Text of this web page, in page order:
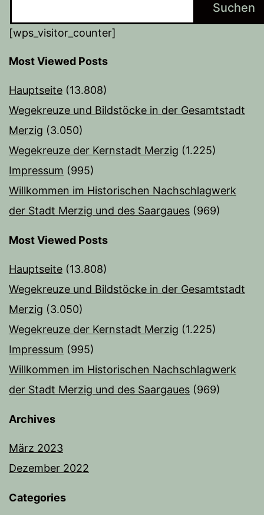
Suchen
[wps_visitor_counter]
Most Viewed Posts
Hauptseite (13.808)
Wegekreuze und Bildstöcke in der Gesamtstadt
Merzig (3.050)
Wegekreuze der Kernstadt Merzig (1.225)
Impressum (995)
Willkommen im Historischen Nachschlagwerk
der Stadt Merzig und des Saargaues (969)
Most Viewed Posts
Hauptseite (13.808)
Wegekreuze und Bildstöcke in der Gesamtstadt
Merzig (3.050)
Wegekreuze der Kernstadt Merzig (1.225)
Impressum (995)
Willkommen im Historischen Nachschlagwerk
der Stadt Merzig und des Saargaues (969)
Archives
März 2023
Dezember 2022
Categories